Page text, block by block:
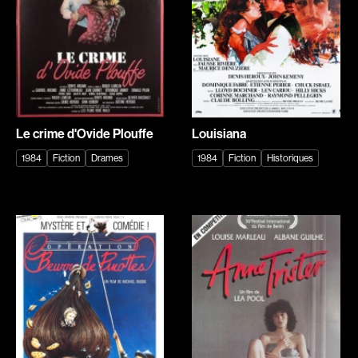
Romantiques
Science-fiction
Thrillers
Western
Décennies
1920
1930
1940
1950
1980
1990
2000
2010
2020
Réalisateur
(Daniel Grou) Podz
Absa Moussa Sene
Le crime d'Ovide Plouffe
1984 Fiction Drames
Louisiana
1984 Fiction Historiques